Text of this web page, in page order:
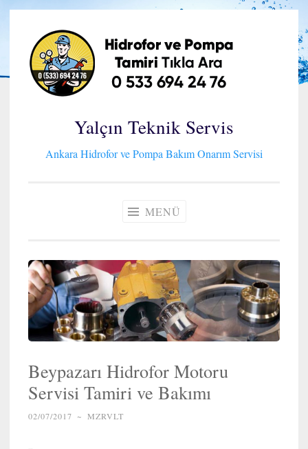
İçeriğe
geç
Yalçın Teknik Servis
Ankara Hidrofor ve Pompa Bakım Onarım Servisi
MENÜ
Beypazarı Hidrofor Motoru
Servisi Tamiri ve Bakımı
02/07/2017 ~ MZRVLT